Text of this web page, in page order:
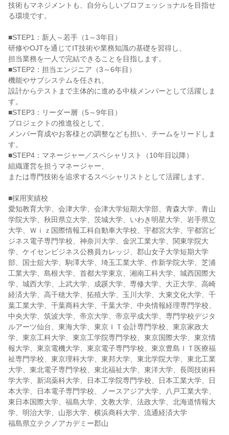
技術もマネジメントも、自分らしいプロフェッショナルを目指せ
る環境です。
■STEP1：新人～若手（1～3年目）
研修やOJTを通じてIT技術や業務知識の基礎を習得し、
担当業務を一人で完結できることを目指します。
■STEP2：担当エンジニア（3～6年目）
機能やサブシステムを任され、
設計からテストまで主体的に進める中核メンバーとして活躍しま
す。
■STEP3：リーダー層（5～9年目）
プロジェクトの推進役として、
メンバー育成やお客様との調整なども担い、チームをリードしま
す。
■STEP4：マネージャー／スペシャリスト（10年目以降）
組織運営を担うマネージャー、
または専門技術を追求するスペシャリストとして活躍します。
■採用実績校
愛知教育大学、会津大学、会津大学短期大学部、青森大学、青山
学院大学、秋田県立大学、茨城大学、いわき明星大学、岩手県立
大学、Ｗｉｚ国際情報工科自動車大学校、宇都宮大学、宇都宮ビ
ジネス電子専門学校、神奈川大学、金沢工業大学、関東学院大
学、ケイセンビジネス公務員カレッジ、郡山女子大学短期大学
部、国士舘大学、駒澤大学、埼玉工業大学、作新学院大学、芝浦
工業大学、島根大学、首都大学東京、湘南工科大学、城西国際大
学、城西大学、上武大学、成蹊大学、専修大学、大正大学、高崎
経済大学、高千穂大学、拓殖大学、玉川大学、大東文化大学、千
葉工業大学、千葉商科大学、千葉大学、中央情報経理専門学校、
中央大学、筑波大学、帝京大学、帝京平成大学、専門学校デジタ
ルアーツ仙台、東海大学、東京ＩＴ会計専門学校、東京家政大
学、東京工科大学、東京工学院専門学校、東京国際大学、東京情
報大学、東京電機大学、東京電子専門学校、東京豊島ＩＴ医療福
祉専門学校、東京理科大学、東邦大学、東北学院大学、東北工業
大学、東北電子専門学校、東北福祉大学、東洋大学、長岡技術科
学大学、新潟薬科大学、日本工学院専門学校、日本工業大学、日
本大学、日本電子専門学校、ノースアジア大学、八戸工業大学、
東日本国際大学、福島大学、文教大学、法政大学、北海道情報大
学、明治大学、山形大学、横浜商科大学、流通経済大学
福島県立テクノアカデミー郡山